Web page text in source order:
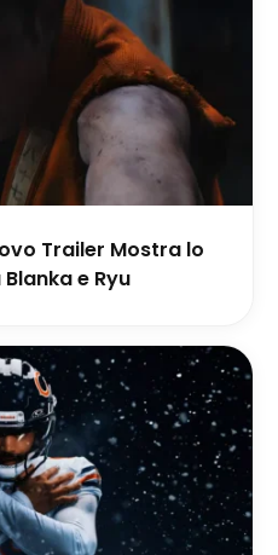
Trailer Mostra lo
e Ryu